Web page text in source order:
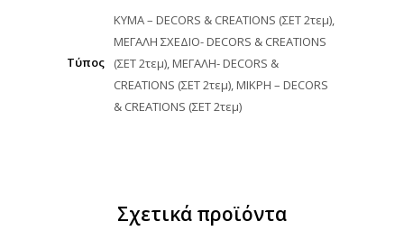
Τύπος
ΚΥΜΑ – DECORS & CREATIONS (ΣΕΤ 2τεμ),
ΜΕΓΑΛΗ ΣΧΕΔΙΟ- DECORS & CREATIONS
(ΣΕΤ 2τεμ), ΜΕΓΑΛΗ- DECORS &
CREATIONS (ΣΕΤ 2τεμ), ΜΙΚΡΗ – DECORS
& CREATIONS (ΣΕΤ 2τεμ)
Σχετικά προϊόντα